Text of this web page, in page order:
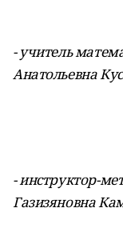
- учитель
Анатольевна
- инструктор-
Газизяновна